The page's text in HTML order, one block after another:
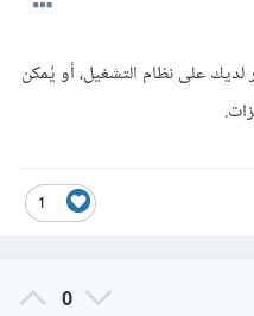
على نظام التشغيل، أو يُمكن
1
0